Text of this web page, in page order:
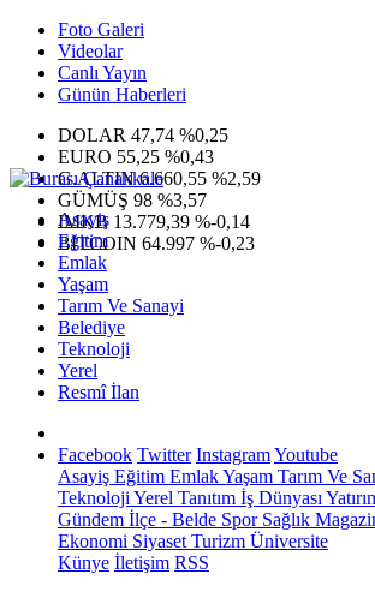
Foto Galeri
Videolar
Canlı Yayın
Günün Haberleri
DOLAR 47,74 %0,25
EURO 55,25 %0,43
G.ALTIN6.660,55 %2,59
GÜMÜŞ 98 %3,57
IMKB 13.779,39 %-0,14
BITCOIN 64.997 %-0,23
Asayiş
Eğitim
Emlak
Yaşam
Tarım Ve Sanayi
Belediye
Teknoloji
Yerel
Resmî İlan
Facebook Twitter InstagramYoutube
Asayiş Eğitim EmlakYaşam Tarım Ve
Teknoloji Yerel Tanıtım İş Dünyası
Gündem İlçe - Belde SporSağlık
Ekonomi Siyaset Turizm Üniversite
Künye İletişim RSS